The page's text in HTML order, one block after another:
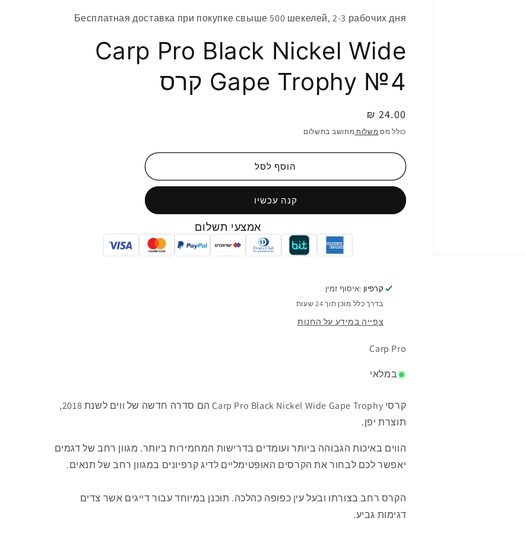
Бесплатная доставка при покупке свыше 500 шекелей, 2-3 рабочих дня
Carp Pro Black Nickel Wide
Gape Trophy №4 קרס
מחיר
רגיל
24.00 ₪
כולל מס משלוח מחושב בתשלום
הוסף לסל
קנה עכשיו
אמצעי תשלום
קרפיון :איסוף זמין
בדרך כלל מוכן תוך 24 שעות
צפייה במידע על החנות
Carp Pro
במלאי
קרסי Carp Pro Black Nickel Wide Gape Trophy הם סדרה חדשה של ווים לשנת 2018,
תוצרת יפן.
הווים באיכות הגבוהה ביותר ועומדים בדרישות המחמירות ביותר. מגוון רחב של דגמים
יאפשר לכם לבחור את הקרסים האופטימליים לדיג קרפיונים במגוון רחב של תנאים.
הקרס רחב בצורתו ובעל עין כפופה כהלכה. תוכנן במיוחד עבור דייגים אשר צדים
דגימות גביע.